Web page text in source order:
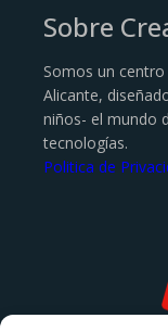
Sobre
Somos un
Alicante,
niños- el mundo
tecnologías.
Politica de